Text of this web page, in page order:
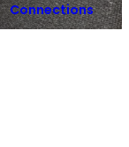
Connections